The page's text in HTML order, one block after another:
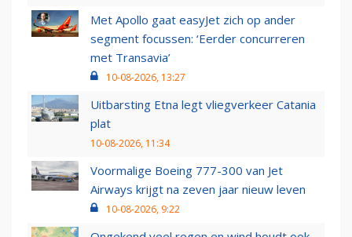
Met Apollo gaat easyJet zich op ander
segment focussen: ‘Eerder concurreren
met Transavia’
10-08-2026, 13:27
Uitbarsting Etna legt vliegverkeer Catania
plat
10-08-2026, 11:34
Voormalige Boeing 777-300 van Jet
Airways krijgt na zeven jaar nieuw leven
10-08-2026, 9:22